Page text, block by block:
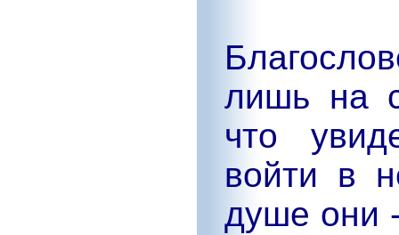
лишь на
что
войти в
душе они